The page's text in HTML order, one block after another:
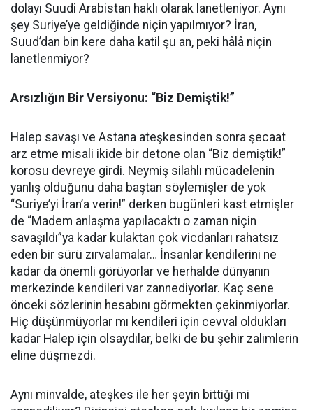
dolayı Suudi Arabistan haklı olarak lanetleniyor. Aynı
şey Suriye’ye geldiğinde niçin yapılmıyor? İran,
Suud’dan bin kere daha katil şu an, peki hâlâ niçin
lanetlenmiyor?
Arsızlığın Bir Versiyonu: “Biz Demiştik!”
Halep savaşı ve Astana ateşkesinden sonra şecaat
arz etme misali ikide bir detone olan “Biz demiştik!”
korosu devreye girdi. Neymiş silahlı mücadelenin
yanlış olduğunu daha baştan söylemişler de yok
“Suriye’yi İran’a verin!” derken bugünleri kast etmişler
de “Madem anlaşma yapılacaktı o zaman niçin
savaşıldı”ya kadar kulaktan çok vicdanları rahatsız
eden bir sürü zırvalamalar… İnsanlar kendilerini ne
kadar da önemli görüyorlar ve herhalde dünyanın
merkezinde kendileri var zannediyorlar. Kaç sene
önceki sözlerinin hesabını görmekten çekinmiyorlar.
Hiç düşünmüyorlar mı kendileri için cevval oldukları
kadar Halep için olsaydılar, belki de bu şehir zalimlerin
eline düşmezdi.
Aynı minvalde, ateşkes ile her şeyin bittiği mi